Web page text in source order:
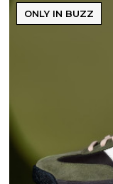
ONLY IN BUZZ